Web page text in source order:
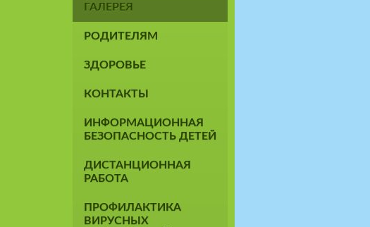
ГАЛЕРЕЯ
РОДИТЕЛЯМ
ЗДОРОВЬЕ
КОНТАКТЫ
ИНФОРМАЦИОННАЯ
БЕЗОПАСНОСТЬ ДЕТЕЙ
ДИСТАНЦИОННАЯ
РАБОТА
ПРОФИЛАКТИКА
ВИРУСНЫХ